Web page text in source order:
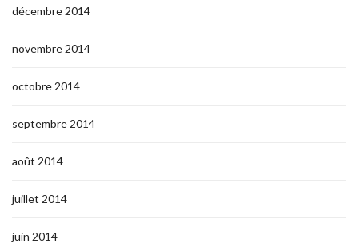
décembre 2014
novembre 2014
octobre 2014
septembre 2014
août 2014
juillet 2014
juin 2014